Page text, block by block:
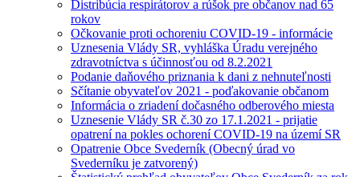
Distribúcia respirátorov a rúšok pre občanov nad 65
rokov
Očkovanie proti ochoreniu COVID-19 - informácie
Uznesenia Vlády SR, vyhláška Úradu verejného
zdravotníctva s účinnosťou od 8.2.2021
Podanie daňového priznania k dani z nehnuteľnosti
Sčítanie obyvateľov 2021 - poďakovanie občanom
Informácia o zriadení dočasného odberového miesta
Uznesenie Vlády SR č.30 zo 17.1.2021 - prijatie
opatrení na pokles ochorení COVID-19 na území SR
Opatrenie Obce Svederník (Obecný úrad vo
Svederníku je zatvorený)